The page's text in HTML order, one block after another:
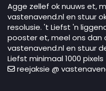
Agge zellef ok nuuws et,
vastenavend.nl en stuur
resolusie. 't Liefst 'n
pooster et, meel ons dan
vastenavend.nl en stuur
Liefst minimaal 1000 pixels
reejaksie @